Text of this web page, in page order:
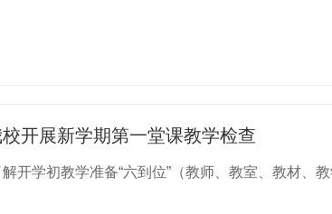
开展新学期第一堂课教学检查
开学初教学准备“六到位”（教师、教室、教材、